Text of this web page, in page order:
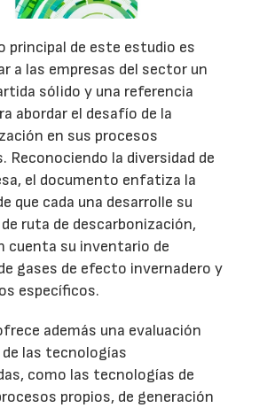
principal de este estudio es
a las empresas del sector un
sólido y una referencia
abordar el desafío de la
en sus procesos
Reconociendo la diversidad de
el documento enfatiza la
que cada una desarrolle su
ruta de descarbonización,
cuenta su inventario de
gases de efecto invernadero y
específicos.
además una evaluación
las tecnologías
como las tecnologías de
propios, de generación